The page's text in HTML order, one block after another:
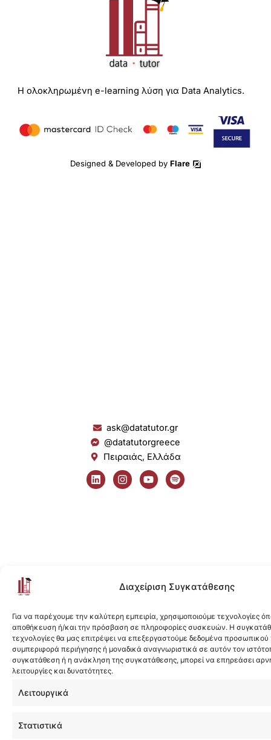
Διαχείριση Συγκατάθεσης
Για να παρέχουμε την καλύτερη εμπειρία, χρησιμοποιούμε τεχνολογίες
αποθήκευση ή/και την πρόσβαση σε πληροφορίες συσκευών. Η
τεχνολογίες θα μας επιτρέψει να επεξεργαστούμε δεδομένα
συμπεριφορά περιήγησης ή μοναδικά αναγνωριστικά σε αυτόν τον
συγκατάθεση ή η ανάκληση της συγκατάθεσης, μπορεί να επηρεάσει
λειτουργίες και δυνατότητες.
Λειτουργικά
Στατιστικά
Η ολοκληρωμένη e-learning λύση για Data Analytics.
Designed & Developed by Flare
ask@datatutor.gr
@datatutorgreece
Πειραιάς, Ελλάδα
L
i
n
I
n
s
Y
o
u
S
p
o